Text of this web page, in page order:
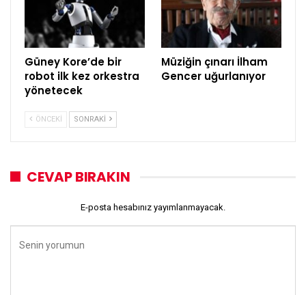
Güney Kore’de bir
robot ilk kez orkestra
yönetecek
Müziğin çınarı İlham
Gencer uğurlanıyor
ÖNCEKI SONRAKI
CEVAP BIRAKIN
E-posta hesabınız yayımlanmayacak.